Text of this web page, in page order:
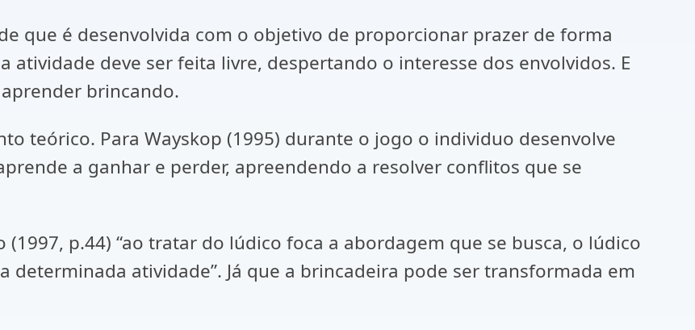
que é desenvolvida com o objetivo de proporcionar prazer de forma
atividade deve ser feita livre, despertando o interesse dos envolvidos. E
brincando.
teórico. Para Wayskop (1995) durante o jogo o individuo desenvolve
a ganhar e perder, apreendendo a resolver conflitos que se
p.44) “ao tratar do lúdico foca a abordagem que se busca, o lúdico
determinada atividade”. Já que a brincadeira pode ser transformada em